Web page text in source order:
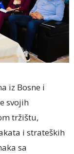
iz Bosne i
svojih
tržištu,
i strateških
sa